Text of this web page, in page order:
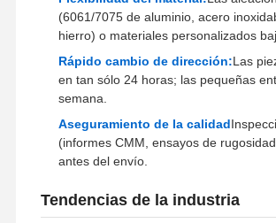
Visita A La
Fábrica
Control De
Calidad
Contáctenos
(6061/7075 de aluminio, acero
hierro) o materiales personalizados
Rápido cambio de dirección:Las
en tan sólo 24 horas; las pequeñas
semana.
Aseguramiento de la calidad
(informes CMM, ensayos de
antes del envío.
Tendencias de la industria